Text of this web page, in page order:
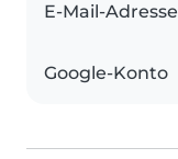
E-Mail-Adresse
Google-Konto